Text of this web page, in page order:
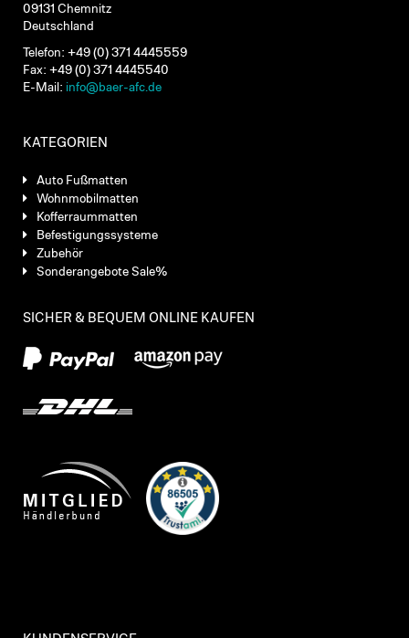
09131 Chemnitz
Deutschland
Telefon: +49 (0) 371 4445559
Fax: +49 (0) 371 4445540
E-Mail: info@baer-afc.de
KATEGORIEN
Auto Fußmatten
Wohnmobilmatten
Kofferraummatten
Befestigungssysteme
Zubehör
Sonderangebote Sale%
SICHER & BEQUEM ONLINE KAUFEN